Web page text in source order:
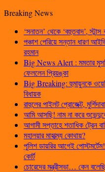
Breaking News
‘সনাতন’ থেকে ‘বহুতবাদ’,
পঞ্চাশ পেরিয়ে সন্তান ধারণ
রহমান
Big News Alert : মমতার
ফেললেন প্রিয়ঙ্কা
Big Breaking: হুমায়ুনকে
বিধায়ক
রাহুলের পাইলট প্রোজেক্ট,
আমি আসছি! নাম না করে
আগামী সপ্তাহে শতাধিক ট্রেন
মহালয়ার মাহাত্ম্য কোথায়?
পুলিশ ডায়রির আগেই
কোর্ট
চোরেদের মন্ত্রীসভা… কেন